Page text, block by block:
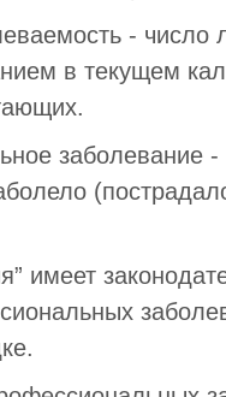
- число
в текущем
заболевание
имеет